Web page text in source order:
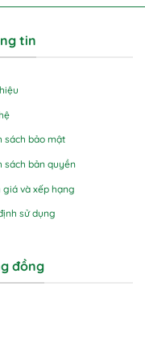
tin
sách bảo mật
sách bản quyền
và xếp hạng
sử dụng
đồng